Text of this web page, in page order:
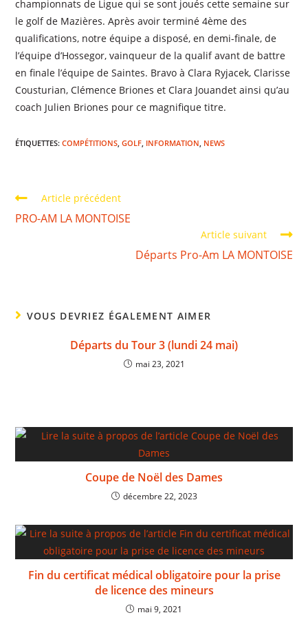
championnats de Ligue qui se sont joués cette semaine sur
le golf de Mazières. Après avoir terminé 4ème des
qualifications, notre équipe a disposé, en demi-finale, de
l’équipe d’Hossegor, vainqueur de la qualif avant de battre
en finale l’équipe de Saintes. Bravo à Clara Ryjacek, Clarisse
Cousturian, Clémence Briones et Clara Jouandet ainsi qu’au
coach Julien Briones pour ce magnifique titre.
ÉTIQUETTES:COMPÉTITIONS, GOLF, INFORMATION, NEWS
Article précédent
PRO-AM LA MONTOISE
Article suivant
Départs Pro-Am LA MONTOISE
VOUS DEVRIEZ ÉGALEMENT AIMER
Départs du Tour 3 (lundi 24 mai)
mai 23, 2021
Coupe de Noël des Dames
décembre 22, 2023
Fin du certificat médical obligatoire pour la prise
de licence des mineurs
mai 9, 2021